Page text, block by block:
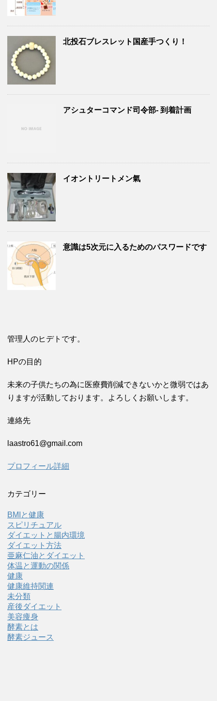
北投石ブレスレット国産手つくり！
アシュターコマンド司令部- 到着計画
イオントリートメン氣
意識は5次元に入るためのパスワードです
管理人のヒデトです。
HPの目的
未来の子供たちの為に医療費削減できないかと微弱ではあ
りますが活動しております。よろしくお願いします。
連絡先
laastro61@gmail.com
プロフィール詳細
カテゴリー
BMIと健康
スピリチュアル
ダイエットと腸内環境
ダイエット方法
亜麻仁油とダイエット
体温と運動の関係
健康
健康維持関連
未分類
産後ダイエット
美容痩身
酵素とは
酵素ジュース